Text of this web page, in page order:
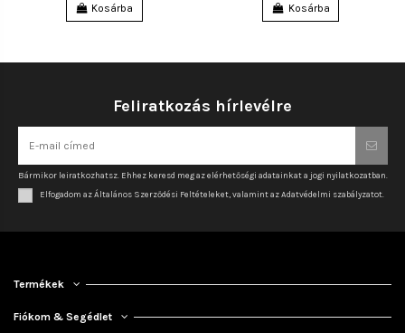
Kosárba Kosárba
Feliratkozás hírlevélre
Bármikor leiratkozhatsz. Ehhez keresd meg az elérhetőségi adatainkat a jogi nyilatkozatban.
Elfogadom az Általános Szerződési Feltételeket, valamint az Adatvédelmi szabályzatot.
Termékek
Fiókom & Segédlet